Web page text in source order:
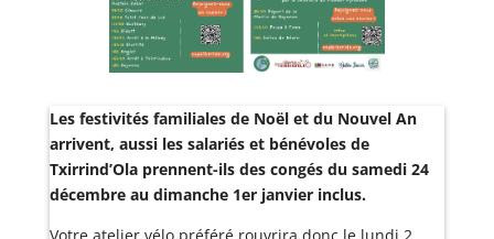
Les festivités familiales de Noël et du Nouvel An
arrivent, aussi les salariés et bénévoles de
Txirrind’Ola prennent-ils des congés du samedi 24
décembre au dimanche 1er janvier inclus.